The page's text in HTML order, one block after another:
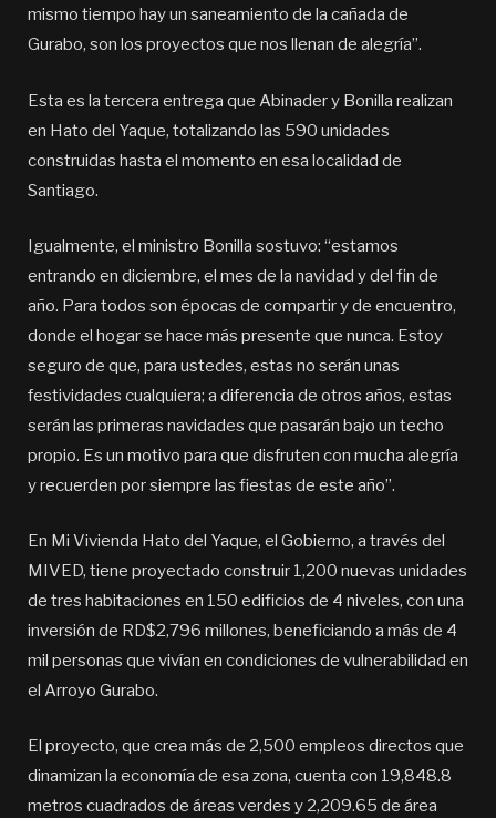
mismo tiempo hay un saneamiento de la cañada de
Gurabo, son los proyectos que nos llenan de alegría”.
Esta es la tercera entrega que Abinader y Bonilla realizan
en Hato del Yaque, totalizando las 590 unidades
construidas hasta el momento en esa localidad de
Santiago.
Igualmente, el ministro Bonilla sostuvo: “estamos
entrando en diciembre, el mes de la navidad y del fin de
año. Para todos son épocas de compartir y de encuentro,
donde el hogar se hace más presente que nunca. Estoy
seguro de que, para ustedes, estas no serán unas
festividades cualquiera; a diferencia de otros años, estas
serán las primeras navidades que pasarán bajo un techo
propio. Es un motivo para que disfruten con mucha alegría
y recuerden por siempre las fiestas de este año”.
En Mi Vivienda Hato del Yaque, el Gobierno, a través del
MIVED, tiene proyectado construir 1,200 nuevas unidades
de tres habitaciones en 150 edificios de 4 niveles, con una
inversión de RD$2,796 millones, beneficiando a más de 4
mil personas que vivían en condiciones de vulnerabilidad en
el Arroyo Gurabo.
El proyecto, que crea más de 2,500 empleos directos que
dinamizan la economía de esa zona, cuenta con 19,848.8
metros cuadrados de áreas verdes y 2,209.65 de área